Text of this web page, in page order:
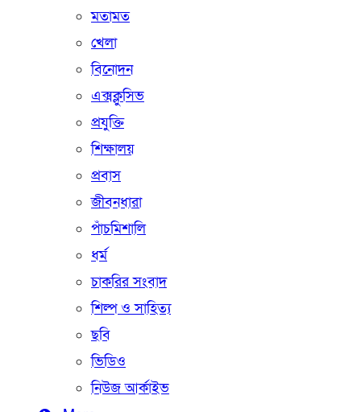
মতামত
খেলা
বিনোদন
এক্সক্লুসিভ
প্রযুক্তি
শিক্ষালয়
প্রবাস
জীবনধারা
পাঁচমিশালি
ধর্ম
চাকরির সংবাদ
শিল্প ও সাহিত্য
ছবি
ভিডিও
নিউজ আর্কাইভ